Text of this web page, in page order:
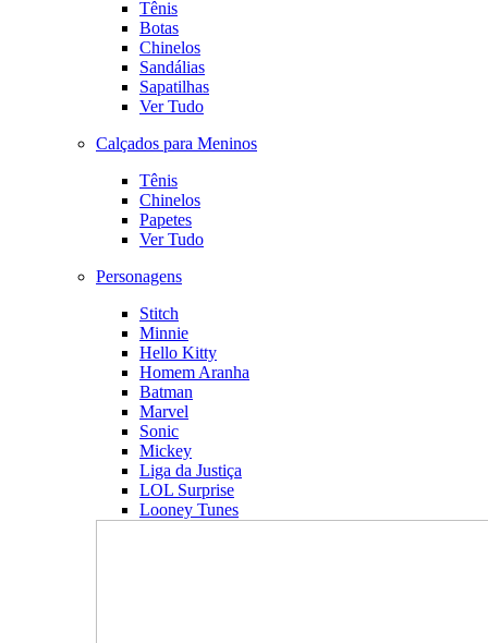
Tênis
Botas
Chinelos
Sandálias
Sapatilhas
Ver Tudo
Calçados para Meninos
Tênis
Chinelos
Papetes
Ver Tudo
Personagens
Stitch
Minnie
Hello Kitty
Homem Aranha
Batman
Marvel
Sonic
Mickey
Liga da Justiça
LOL Surprise
Looney Tunes